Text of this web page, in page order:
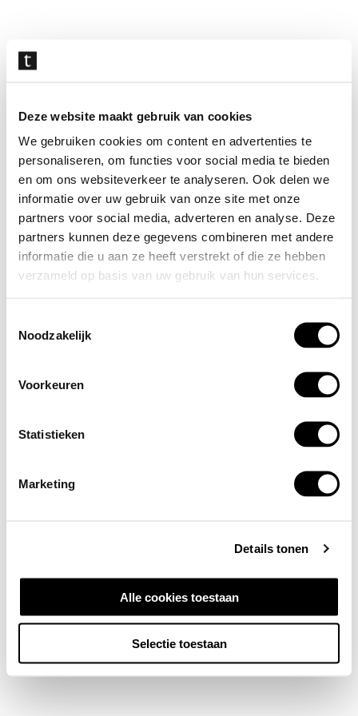
Deze website maakt gebruik van cookies
We gebruiken cookies om content en advertenties te
personaliseren, om functies voor social media te bieden
en om ons websiteverkeer te analyseren. Ook delen we
informatie over uw gebruik van onze site met onze
partners voor social media, adverteren en analyse. Deze
partners kunnen deze gegevens combineren met andere
informatie die u aan ze heeft verstrekt of die ze hebben
verzameld op basis van uw gebruik van hun services.
Noodzakelijk
Voorkeuren
Statistieken
Marketing
Details tonen
Alle cookies toestaan
Selectie toestaan
overslaan